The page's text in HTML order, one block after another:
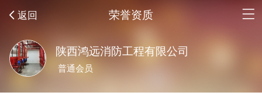
返回 荣誉资质
陕西鸿远消防工程有限公司
普通会员